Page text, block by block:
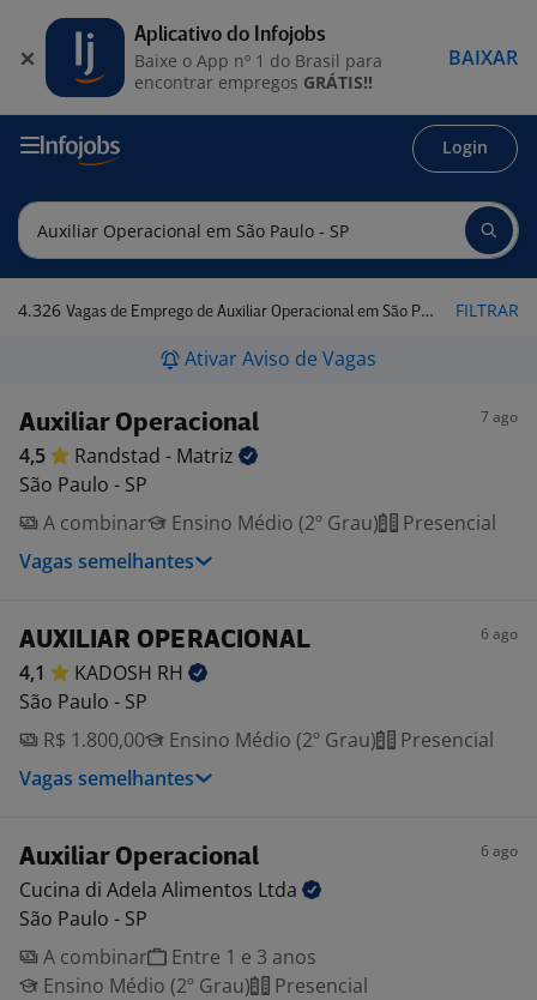
Login
4.326 Vagas de Emprego de Auxiliar Operacional em São Paulo - SP FILTRAR
Ativar Aviso de Vagas
Auxiliar Operacional 7 ago
4,5 Randstad - Matriz
São Paulo - SP
A combinar
Ensino Médio (2º Grau)
Presencial
Vagas semelhantes
AUXILIAR OPERACIONAL 6 ago
4,1 KADOSH RH
São Paulo - SP
R$ 1.800,00
Ensino Médio (2º Grau)
Presencial
Vagas semelhantes
Auxiliar Operacional 6 ago
Cucina di Adela Alimentos Ltda
São Paulo - SP
A combinar
Entre 1 e 3 anos
Ensino Médio (2º Grau)
Presencial
Aplicativo do Infojobs
Baixe o App nº 1 do Brasil para
encontrar empregos GRÁTIS!!
BAIXAR